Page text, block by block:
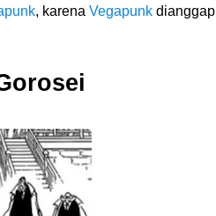
, karena Vegapunk dianggap